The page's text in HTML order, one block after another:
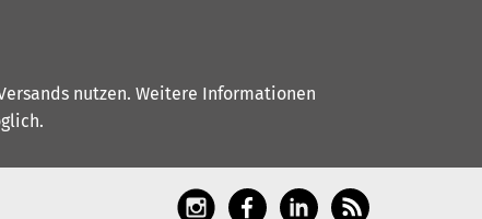
nutzen. Weitere Informationen